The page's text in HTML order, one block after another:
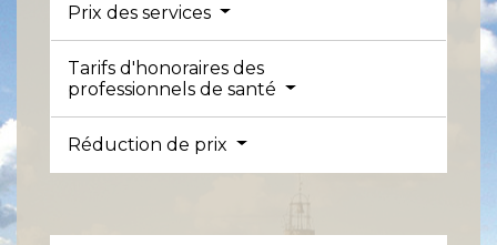
Prix des services
Tarifs d'honoraires des
professionnels de santé
Réduction de prix